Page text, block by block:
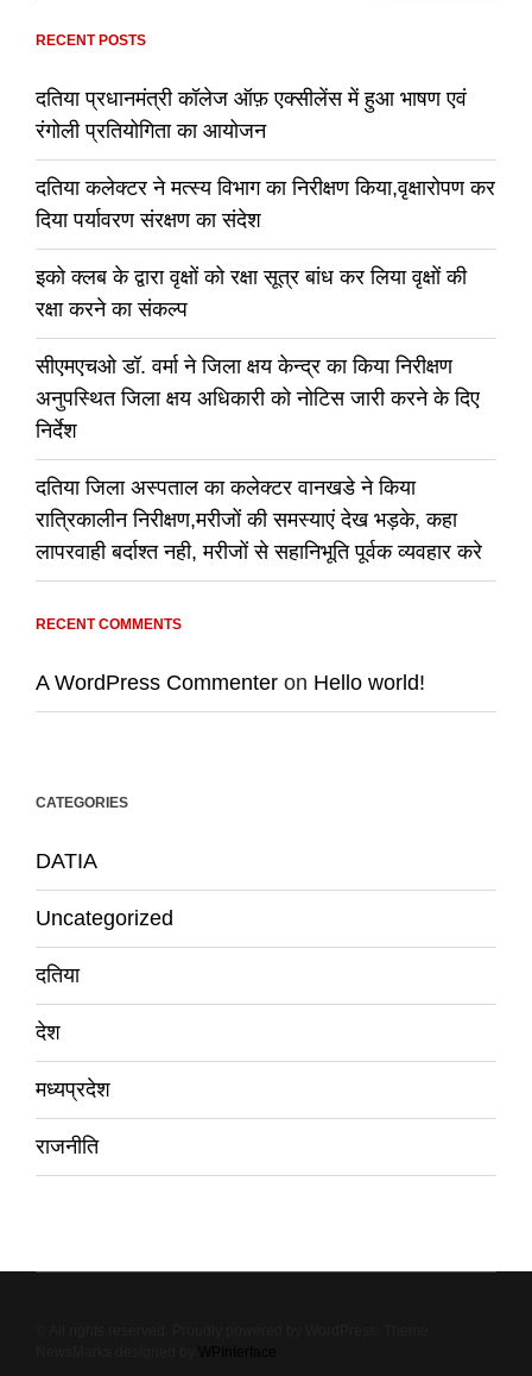
RECENT POSTS
दतिया प्रधानमंत्री कॉलेज ऑफ़ एक्सीलेंस में हुआ भाषण एवं
रंगोली प्रतियोगिता का आयोजन
दतिया कलेक्टर ने मत्स्य विभाग का निरीक्षण किया,वृक्षारोपण कर
दिया पर्यावरण संरक्षण का संदेश
इको क्लब के द्वारा वृक्षों को रक्षा सूत्र बांध कर लिया वृक्षों की
रक्षा करने का संकल्प
सीएमएचओ डॉ. वर्मा ने जिला क्षय केन्द्र का किया निरीक्षण
अनुपस्थित जिला क्षय अधिकारी को नोटिस जारी करने के दिए
निर्देश
दतिया जिला अस्पताल का कलेक्टर वानखडे ने किया
रात्रिकालीन निरीक्षण,मरीजों की समस्याएं देख भड़के, कहा
लापरवाही बर्दाश्त नही, मरीजों से सहानिभूति पूर्वक व्यवहार करे
RECENT COMMENTS
A WordPress Commenter on Hello world!
CATEGORIES
DATIA
Uncategorized
दतिया
देश
मध्यप्रदेश
राजनीति